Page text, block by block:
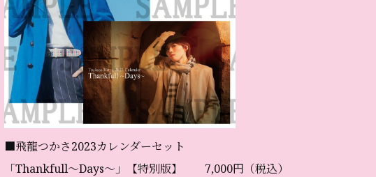
■飛龍つかさ2023カレンダーセット
「Thankfull〜Days〜」【特別版】 7,000円（税込）